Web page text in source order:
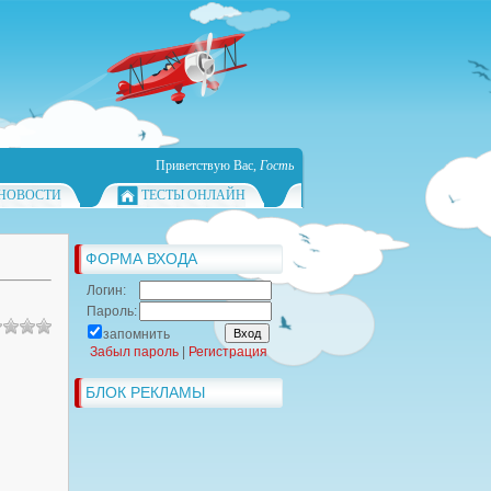
Приветствую Вас, Гость
ТЕСТЫ ОНЛАЙН
ФОРМА ВХОДА
Логин:
Пароль:
запомнить
Забыл пароль
Регистрация
БЛОК РЕКЛАМЫ